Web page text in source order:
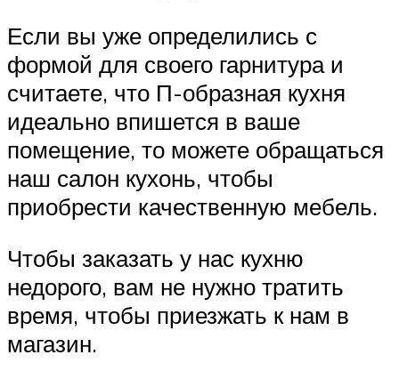
Если вы уже определились с
формой для своего гарнитура и
считаете, что П-образная кухня
идеально впишется в ваше
помещение, то можете обращаться
наш салон кухонь, чтобы
приобрести качественную мебель.
Чтобы заказать у нас кухню
недорого, вам не нужно тратить
время, чтобы приезжать к нам в
магазин.